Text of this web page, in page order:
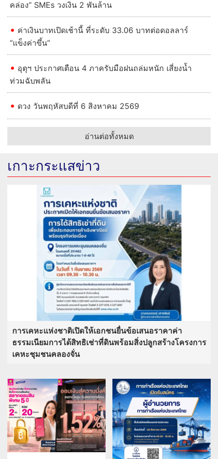
คล่อง” SMEs วงเงิน 2 พันล้าน
ค่าเงินบาทเปิดเช้านี้ ที่ระดับ 33.06 บาทต่อดอลลาร์
“แข็งค่าขึ้น”
อุตุฯ ประกาศเตือน 4 ภาครับมือฝนถล่มหนัก เสี่ยงน้ำ
ท่วมฉับพลัน
ดวง วันพฤหัสบดีที่ 6 สิงหาคม 2569
อ่านต่อทั้งหมด
เกาะกระแสข่าว
การเคหะแห่งชาติเปิดให้เอกชนยื่นข้อเสนอราคาค่า
ธรรมเนียมการได้สิทธิเช่าที่ดินพร้อมสิ่งปลูกสร้างโครงการ
เคหะชุมชนคลองจั่น